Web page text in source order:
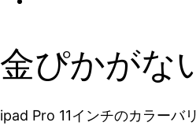
金ぴかがな
ipad Pro 11インチのカラーバ